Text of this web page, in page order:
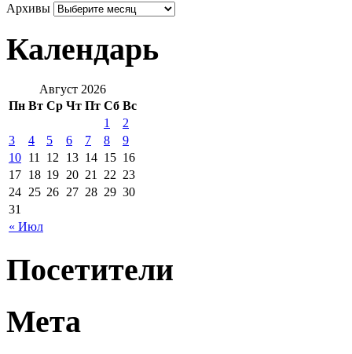
Архивы
Календарь
Август 2026
Пн Вт Ср Чт Пт Сб Вс
« Июл
1
2
3
4 5 6 7 8
9
10 11 12 13 14 15 16
17 18 19 20 21 22 23
24 25 26 27 28 29 30
31
Посетители
Мета